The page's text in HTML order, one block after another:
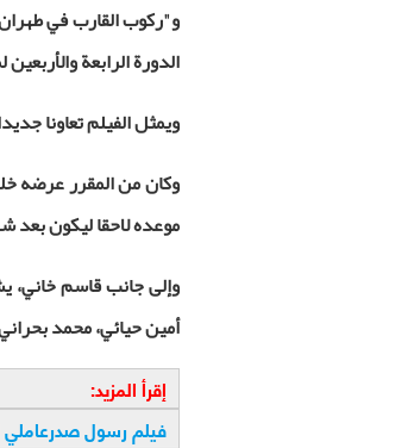
و"ركوب القارب في
الدورة الرابعة
ويمثل الفيلم تعاونا
وكان من المقرر عرضه
موعده لاحقا ليكون بعد
وإلى جانب قاسم خاني،
أمين حيائي، محمد
إقرأ المزيد:
فيلم رسول صدرعاملي